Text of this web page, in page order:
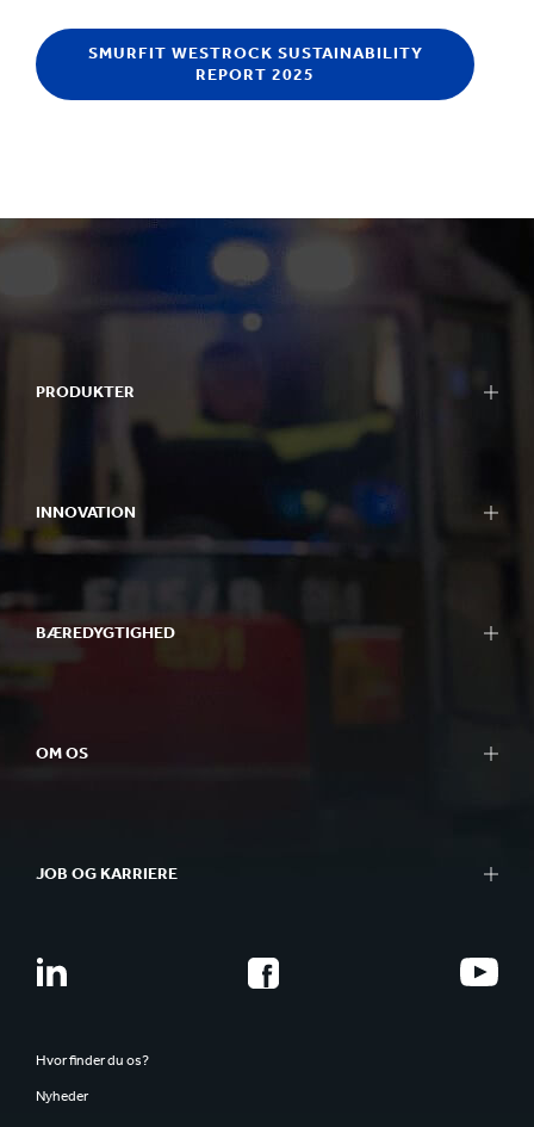
SMURFIT WESTROCK SUSTAINABILITY
REPORT 2025
PRODUKTER
INNOVATION
BÆREDYGTIGHED
OM OS
JOB OG KARRIERE
Hvor finder du os?
Nyheder